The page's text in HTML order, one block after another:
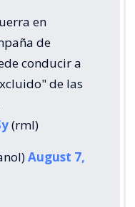
en
de
conducir a
de las
(rml)
August 7,